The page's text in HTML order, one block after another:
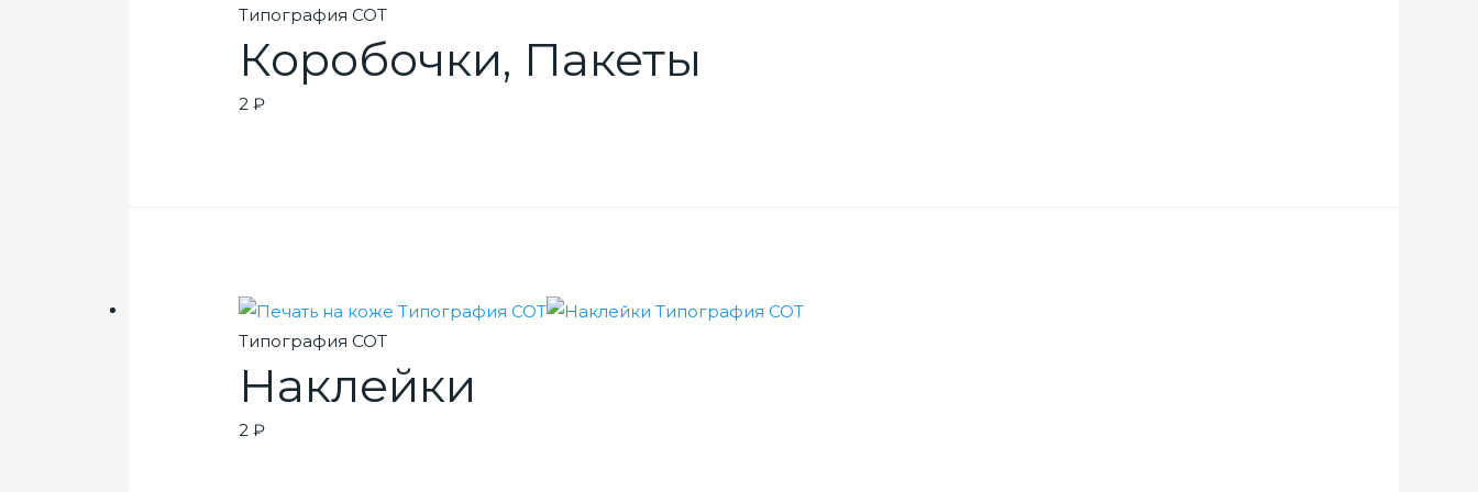
Типография СОТ
Коробочки, Пакеты
2₽
Типография СОТ
Наклейки
2₽